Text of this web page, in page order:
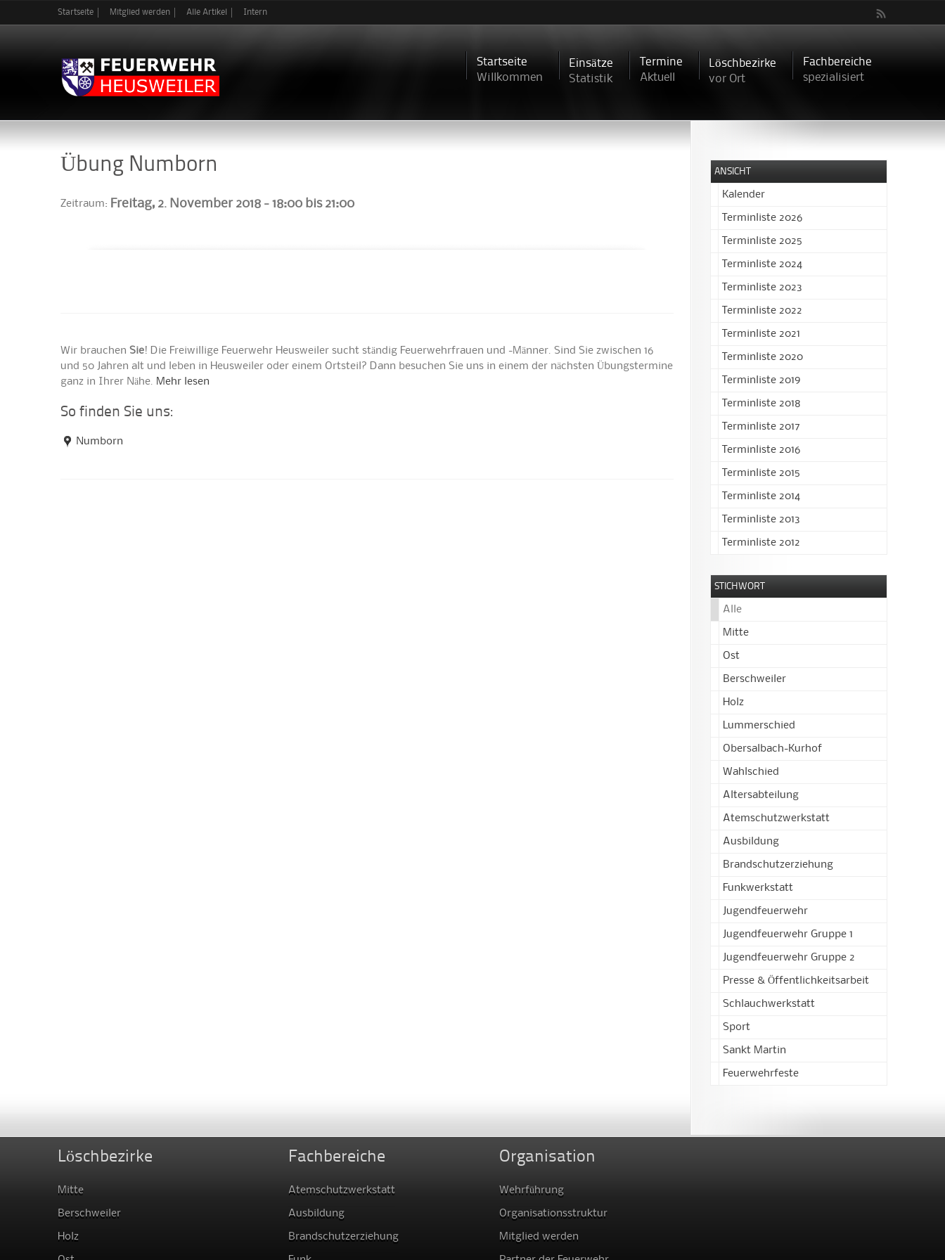
zum
Startseite Mitglied werden Alle Artikel Intern
Startseite
Willkommen
Einsätze
Statistik
Termine
Aktuell
Löschbezirke
vor Ort
Fachbereiche
spezialisiert
Übung Numborn
Zeitraum: Freitag, 2. November 2018 -18:00 bis 21:00
Wir brauchenSie! Die Freiwillige Feuerwehr Heusweiler sucht ständig Feuerwehrfrauen und -Männer. Sind Sie zwischen 16
und 50 Jahren alt und leben in Heusweiler oder einem Ortsteil? Dann besuchen Sie uns in einem der nächsten Übungstermine
ganz in Ihrer Nähe.
Mehr lesen
So finden Sie uns:
Numborn
ANSICHT
Kalender
Terminliste 2026
Terminliste 2025
Terminliste 2024
Terminliste 2023
Terminliste 2022
Terminliste 2021
Terminliste 2020
Terminliste 2019
Terminliste 2018
Terminliste 2017
Terminliste 2016
Terminliste 2015
Terminliste 2014
Terminliste 2013
Terminliste 2012
STICHWORT
Alle
Mitte
Ost
Berschweiler
Holz
Lummerschied
Obersalbach-Kurhof
Wahlschied
Altersabteilung
Atemschutzwerkstatt
Ausbildung
Brandschutzerziehung
Funkwerkstatt
Jugendfeuerwehr
Jugendfeuerwehr Gruppe 1
Jugendfeuerwehr Gruppe 2
Presse & Öffentlichkeitsarbeit
Schlauchwerkstatt
Sport
Sankt Martin
Feuerwehrfeste
Löschbezirke
Mitte
Berschweiler
Holz
Fachbereiche
Atemschutzwerkstatt
Ausbildung
Brandschutzerziehung
Organisation
Wehrführung
Organisationsstruktur
Mitglied werden